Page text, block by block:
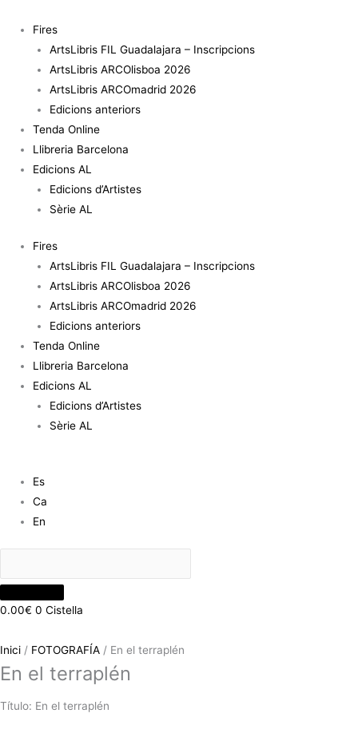
contingut
Fires
ArtsLibris FIL Guadalajara – Inscripcions
ArtsLibris ARCOlisboa 2026
ArtsLibris ARCOmadrid 2026
Edicions anteriors
Tenda Online
Llibreria Barcelona
Edicions AL
Edicions d’Artistes
Sèrie AL
Fires
ArtsLibris FIL Guadalajara – Inscripcions
ArtsLibris ARCOlisboa 2026
ArtsLibris ARCOmadrid 2026
Edicions anteriors
Tenda Online
Llibreria Barcelona
Edicions AL
Edicions d’Artistes
Sèrie AL
Es
Ca
En
0.00€ 0 Cistella
Inici / FOTOGRAFÍA / En el terraplén
En el terraplén
Título: En el terraplén